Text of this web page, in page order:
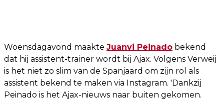
Woensdagavond maakte Juanvi Peinado bekend
dat hij assistent-trainer wordt bij Ajax. Volgens Verweij
is het niet zo slim van de Spanjaard om zijn rol als
assistent bekend te maken via Instagram. 'Dankzij
Peinado is het Ajax-nieuws naar buiten gekomen.